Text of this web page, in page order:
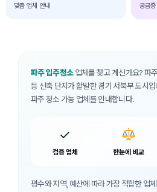
맞춤 업체 안내 궁금
파주 입주청소업체를 찾고 계신가요? 파
등 신축 단지가 활발한 경기 서북부 도시
파주 청소 가능 업체를 안내합니다.
✓
검증 업체 한눈에 비교
평수와 지역, 예산에 따라 가장 적합한 업